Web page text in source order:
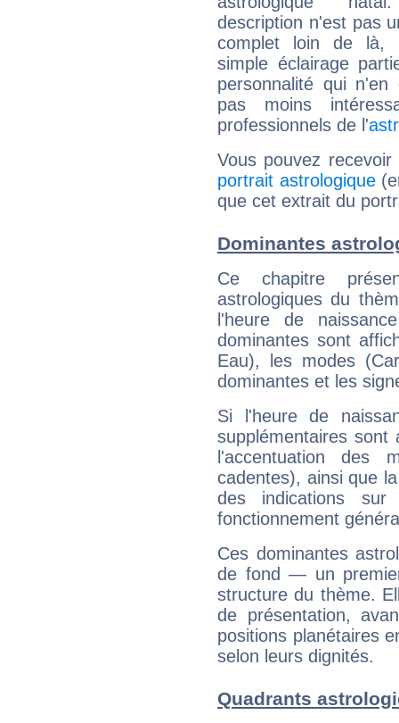
description n'est pas
complet loin de là,
simple éclairage
personnalité qui n'en
pas moins
professionnels de l'
Vous pouvez
portrait astrologique
que cet extrait du
Dominantes
Ce chapitre
astrologiques du
l'heure de
dominantes sont
Eau), les modes
dominantes et les
Si l'heure de
supplémentaires sont
l'accentuation des
cadentes), ainsi que
des indications sur
fonctionnement
Ces dominantes
de fond — un
structure du thème.
de présentation,
positions planétaires
selon leurs dignités.
Quadrants